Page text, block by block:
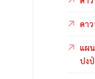
ดา
แผ
ปง